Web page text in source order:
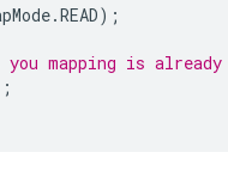
.READ);
mapping is already